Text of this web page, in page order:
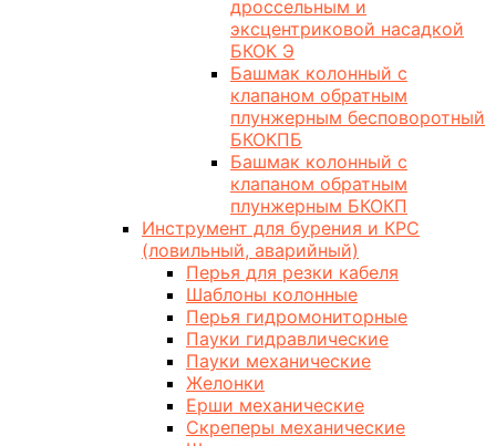
дроссельным и
эксцентриковой насадкой
БКОК Э
Башмак колонный с
клапаном обратным
плунжерным бесповоротный
БКОКПБ
Башмак колонный с
клапаном обратным
плунжерным БКОКП
Инструмент для бурения и КРС
(ловильный, аварийный)
Перья для резки кабеля
Шаблоны колонные
Перья гидромониторные
Пауки гидравлические
Пауки механические
Желонки
Ерши механические
Скреперы механические